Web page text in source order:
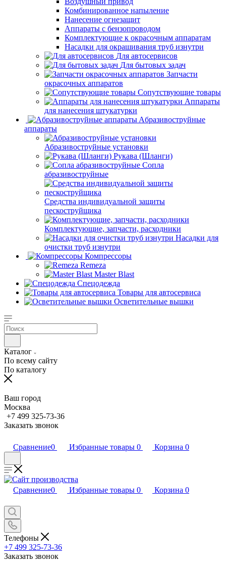
Комбинированное напыление
Нанесение огнезащит
Аппараты с бензопроводом
Комплектующие к окрасочным аппаратам
Насадки для окрашивания труб изнутри
Для автосервисов
Для бытовых задач
Запчасти
окрасочных аппаратов
Сопутствующие товары
Аппараты
для нанесения штукатурки
Aбразивоструйные
аппараты
Абразивоструйные установки
Рукава (Шланги)
Сопла
абразивоструйные
Средства индивидуальной защиты
пескоструйщика
Комплектующие, запчасти, расходники
Насадки для
очистки труб изнутри
Компрессоры
Remeza
Master Blast
Спецодежда
Товары для автосервиса
Осветительные вышки
Каталог
По всему сайту
По каталогу
Ваш город
Москва
+7 499 325-73-36
Заказать звонок
Сравнение0 Избранные товары 0 Корзина 0
Сравнение0 Избранные товары 0 Корзина 0
Телефоны
+7 499 325-73-36
Заказать звонок